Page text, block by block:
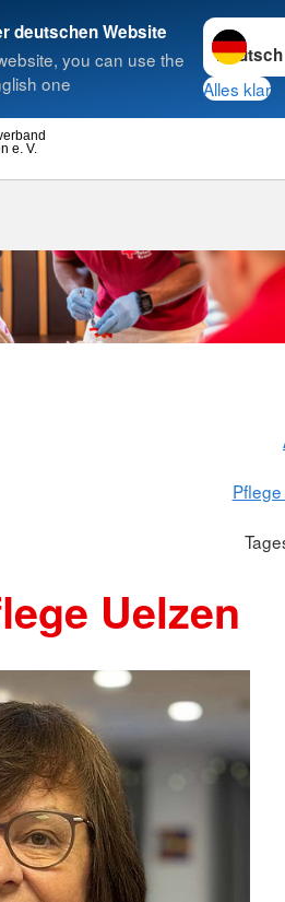
deutschen Website
you can use the
one
Sprache
Alles klar
e. V.
Suche
Uelzen